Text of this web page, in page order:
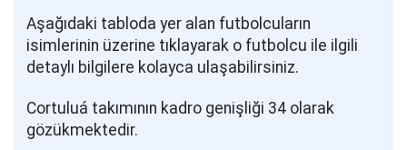
Aşağıdaki tabloda yer alan futbolcuların
isimlerinin üzerine tıklayarak o futbolcu ile ilgili
detaylı bilgilere kolayca ulaşabilirsiniz.
Cortuluá takımının kadro genişliği 34 olarak
gözükmektedir.